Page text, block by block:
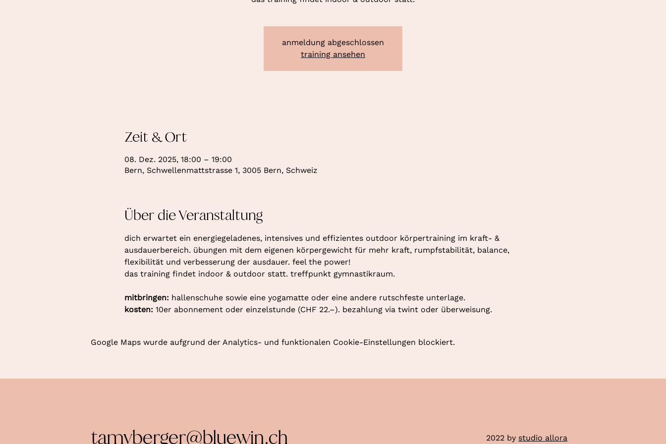
anmeldung abgeschlossen
training ansehen
Zeit & Ort
08. Dez. 2025, 18:00 – 19:00
Bern, Schwellenmattstrasse 1, 3005 Bern, Schweiz
Über die Veranstaltung
dich erwartet ein energiegeladenes, intensives und effizientes outdoor körpertraining im kraft- &
ausdauerbereich. übungen mit dem eigenen körpergewicht für mehr kraft, rumpfstabilität, balance,
flexibilität und verbesserung der ausdauer. feel the power!
das training findet indoor & outdoor statt. treffpunkt gymnastikraum.
mitbringen: hallenschuhe sowie eine yogamatte oder eine andere rutschfeste unterlage.
kosten: 10er abonnement oder einzelstunde (CHF 22.–). bezahlung via twint oder überweisung.
Google Maps wurde aufgrund der Analytics- und funktionalen Cookie-Einstellungen blockiert.
tamyberger@bluewin.ch 2022 by studio allora